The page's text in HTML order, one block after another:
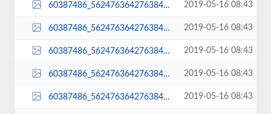
60387486_562476364276384_6300949380962713600_n-1080x713.jpg 2019-05-16 08:43
60387486_562476364276384_6300949380962713600_n-150x150.jpg 2019-05-16 08:43
60387486_562476364276384_6300949380962713600_n-300x198.jpg 2019-05-16 08:43
60387486_562476364276384_6300949380962713600_n-400x250.jpg 2019-05-16 08:43
60387486_562476364276384_6300949380962713600_n-400x284.jpg 2019-05-16 08:43